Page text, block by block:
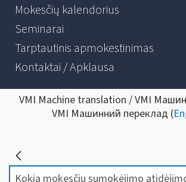
Mokesčių kalendorius
Seminarai
Tarptautinis apmokestinimas
Kontaktai / Apklausa
VMI Machine translation / VMI
VMI Машинний переклад (